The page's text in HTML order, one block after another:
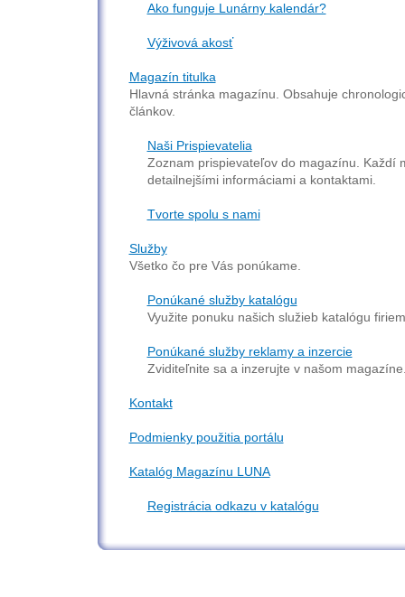
Ako funguje Lunárny kalendár?
Výživová akosť
Magazín titulka
Hlavná stránka magazínu. Obsahuje
článkov.
Naši Prispievatelia
Zoznam prispievateľov do magazínu. Každí
detailnejšími informáciami a kontaktami.
Tvorte spolu s nami
Služby
Všetko čo pre Vás ponúkame.
Ponúkané služby katalógu
Využite ponuku našich služieb katalógu
Ponúkané služby reklamy a inzercie
Zviditeľnite sa a inzerujte v našom
Kontakt
Podmienky použitia portálu
Katalóg Magazínu LUNA
Registrácia odkazu v katalógu